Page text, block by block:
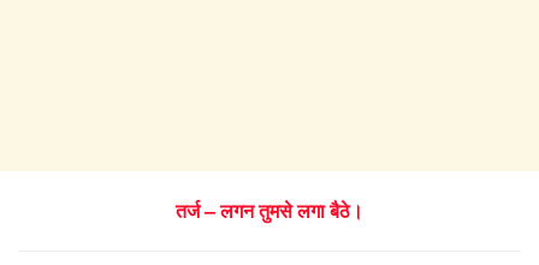
तर्ज – लगन तुमसे लगा बैठे।